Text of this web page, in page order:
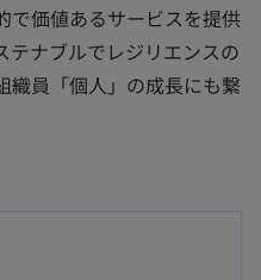
で価値あるサービスを提供
テナブルでレジリエンスの
織員「個人」の成長にも繋